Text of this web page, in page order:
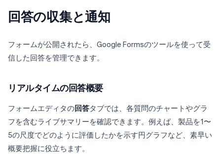
回答の収集と通知
フォームが公開されたら、Google Formsのツールを使って受
信した回答を管理できます。
リアルタイムの回答概要
フォームエディタの回答タブでは、各質問のチャートやグラ
フを含むライブサマリーを確認できます。例えば、製品を1〜
5の尺度でどのように評価したかを示す円グラフなど、素早い
概要把握に役立ちます。